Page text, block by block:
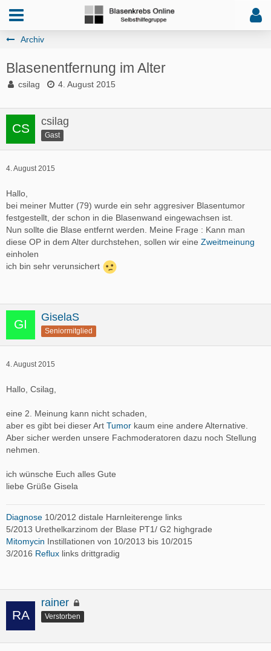
Archiv
Blasenentfernung im Alter
csilag 4. August 2015
csilag
Gast
4. August 2015
Hallo,
bei meiner Mutter (79) wurde ein sehr aggresiver Blasentumor
festgestellt, der schon in die Blasenwand eingewachsen ist.
Nun sollte die Blase entfernt werden. Meine Frage : Kann man
diese OP in dem Alter durchstehen, sollen wir eine Zweitmeinung
einholen
ich bin sehr verunsichert
GiselaS
Seniormitglied
4. August 2015
Hallo, Csilag,
eine 2. Meinung kann nicht schaden,
aber es gibt bei dieser Art Tumor kaum eine andere Alternative.
Aber sicher werden unsere Fachmoderatoren dazu noch Stellung
nehmen.
ich wünsche Euch alles Gute
liebe Grüße Gisela
Diagnose 10/2012 distale Harnleiterenge links
5/2013 Urethelkarzinom der Blase PT1/ G2 highgrade
Mitomycin Instillationen von 10/2013 bis 10/2015
3/2016 Reflux links drittgradig
rainer
Verstorben